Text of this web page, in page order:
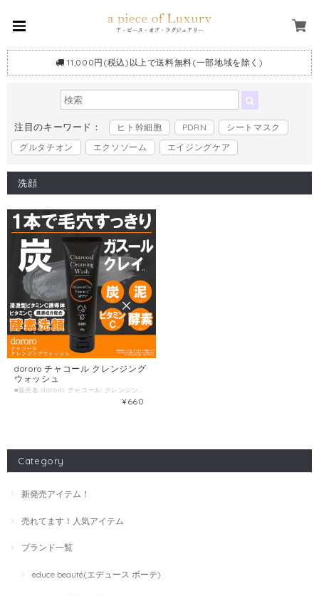
11,000円(税込)以上で送料無料(一部地域を除く)
注目のキーワード： ヒト幹細胞 PDRN
シートマスク
グルタチオン
エクソソーム エイジングケア
洗顔
dororo チャコール クレンジング
ウォッシュ
¥660
Category
新発売アイテム！
売れてます！人気アイテム
ブランド一覧
educe beauté(エデュース ボーテ)